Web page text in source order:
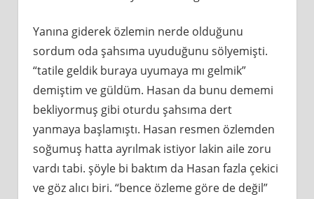
Yanına giderek özlemin nerde olduğunu
sordum oda şahsıma uyuduğunu sölyemişti.
“tatile geldik buraya uyumaya mı gelmik”
demiştim ve güldüm. Hasan da bunu dememi
bekliyormuş gibi oturdu şahsıma dert
yanmaya başlamıştı. Hasan resmen özlemden
soğumuş hatta ayrılmak istiyor lakin aile zoru
vardı tabi. şöyle bi baktım da Hasan fazla çekici
ve göz alıcı biri. “bence özleme göre de değil”